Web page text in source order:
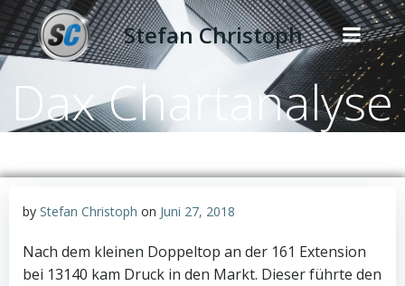
Zum
Inhalt
springen
Stefan Christoph
Dax Chartanalyse
by Stefan Christoph on Juni 27, 2018
Nach dem kleinen Doppeltop an der 161 Extension
bei 13140 kam Druck in den Markt. Dieser führte den